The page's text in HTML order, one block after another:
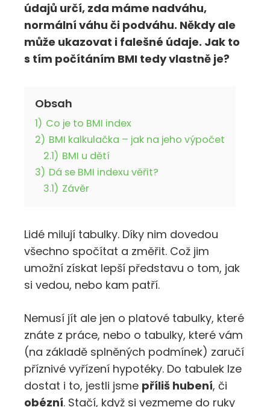
údajů určí, zda máme nadváhu,
normální váhu či podváhu. Někdy ale
může ukazovat i falešné údaje. Jak to
s tím počítáním BMI tedy vlastně je?
Obsah
1) Co je to BMI index
2) BMI kalkulačka – jak na jeho výpočet
2.1) BMI u dětí
3) Dá se BMI indexu věřit?
3.1) Závěr
Lidé milují tabulky. Díky nim dovedou
všechno spočítat a změřit. Což jim
umožní získat lepší představu o tom, jak
si vedou, nebo kam patří.
Nemusí jít ale jen o platové tabulky, které
znáte z práce, nebo o tabulky, které vám
(na základě splněných podmínek) zaručí
příznivé vyřízení hypotéky. Do tabulek lze
dostat i to, jestli jsme příliš hubení, či
obézní. Stačí, když si vezmeme do ruky